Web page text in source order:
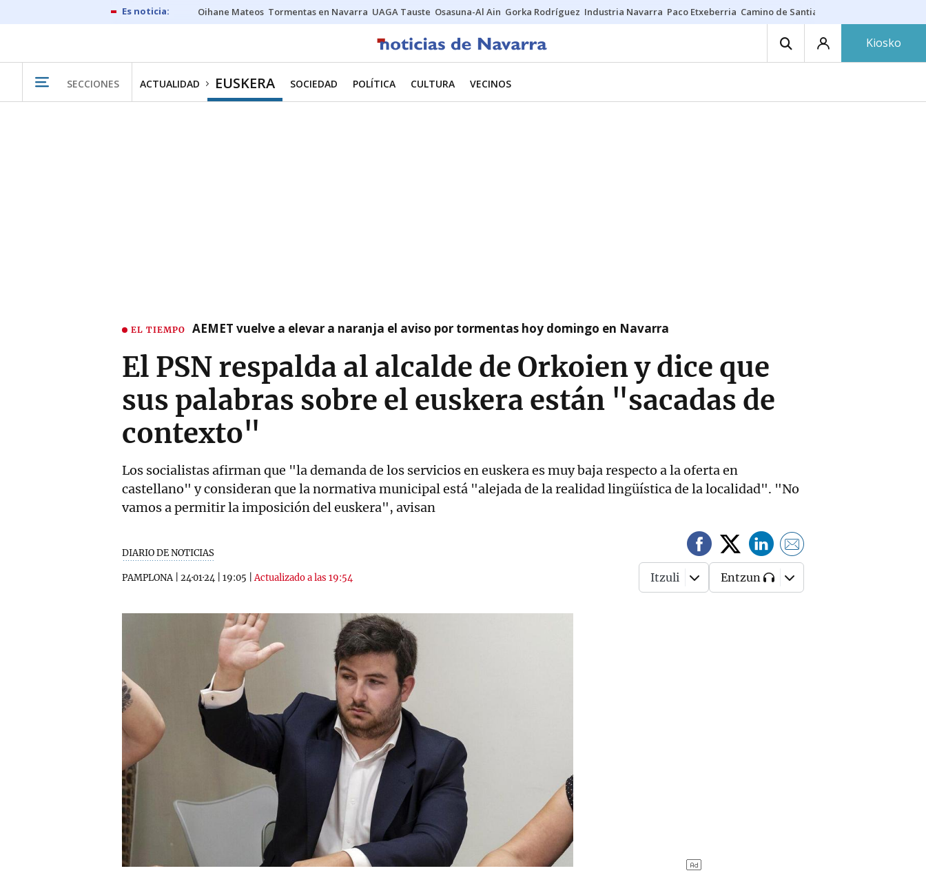
Oihane Mateos Tormentas en Navarra UAGA Tauste Osasuna-Al Ain Gorka Rodríguez Industria Navarra Paco Etxeberria Camino de Santiago
Kiosko
SECCIONES ACTUALIDAD EUSKERA SOCIEDAD POLÍTICA CULTURA VECINOS
EL TIEMPO AEMET vuelve a elevar a naranja el aviso por tormentas hoy domingo en Navarra
El PSN respalda al alcalde de Orkoien y dice que
sus palabras sobre el euskera están "sacadas de
contexto"
Los socialistas afirman que "la demanda de los servicios en euskera es muy baja respecto a la oferta en
castellano" y consideran que la normativa municipal está "alejada de la realidad lingüística de la localidad". "No
vamos a permitir la imposición del euskera", avisan
DIARIO DE NOTICIAS
PAMPLONA| 24·01·24 19:05 |Actualizado a las 19:54 Itzuli Entzun